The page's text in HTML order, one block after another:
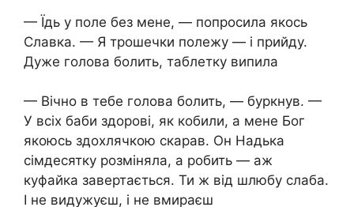
— Їдь у поле без мене, — попросила якось
Славка. — Я трошечки полежу — і прийду.
Дуже голова болить, таблетку випила
— Вічно в тебе голова болить, — буркнув. —
У всіх баби здорові, як кобили, а мене Бог
якоюсь здохлячкою скарав. Он Надька
сімдесятку розміняла, а робить — аж
куфайка завертається. Ти ж від шлюбу слаба.
І не видужуєш, і не вмираєш